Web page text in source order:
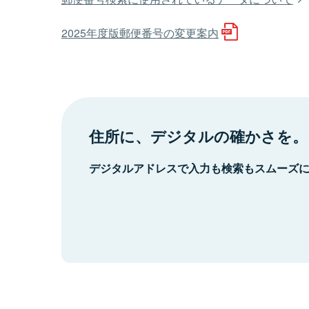
2025年度版郵便番号の変更案内
住所に、デジタルの確かさを。
デジタルアドレスで入力も検索もスムーズ